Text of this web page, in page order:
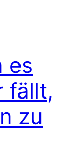
es
fällt,
zu